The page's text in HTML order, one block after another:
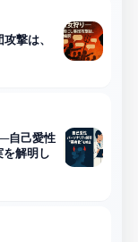
撃は、
自己愛性
解明し